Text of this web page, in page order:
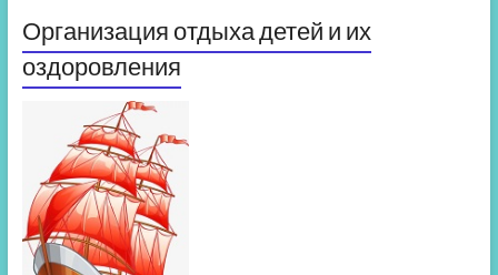
Организация отдыха детей и их
оздоровления